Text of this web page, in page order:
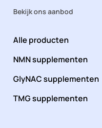
Bekijk ons aanbod
Alle producten
NMN supplementen
GlyNAC supplementen
TMG supplementen